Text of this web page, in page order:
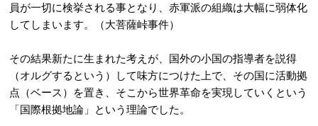
員が一切に検挙される事となり、赤軍派の組織は大幅に弱体化
してしまいます。（大菩薩峠事件）
その結果新たに生まれた考えが、国外の小国の指導者を説得
（オルグするという）して味方につけた上で、その国に活動拠
点（ベース）を置き、そこから世界革命を実現していくという
「国際根拠地論」という理論でした。